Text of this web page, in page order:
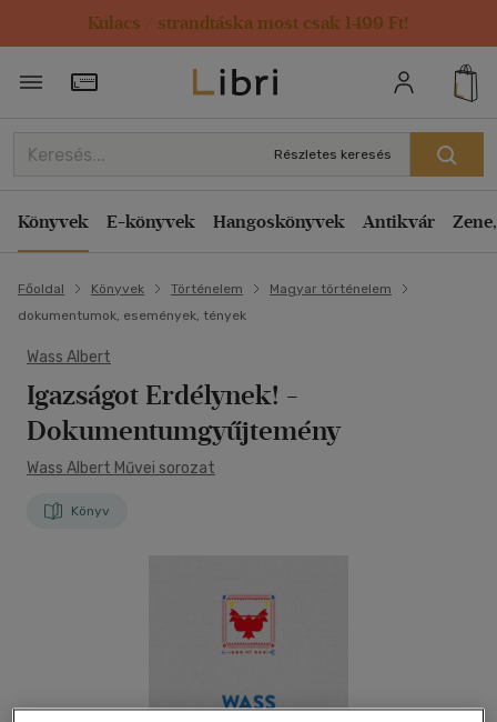
Kulacs / strandtáska most csak 1499 Ft!
Törzsvásárlói Kártya adatai
Részletes keresés
Könyvek E-könyvek Hangoskönyvek Antikvár
Főoldal Könyvek Történelem
Magyar történelem
dokumentumok, események, tények
Wass Albert
Igazságot Erdélynek! -
Dokumentumgyűjtemény
Wass Albert Művei sorozat
Könyv